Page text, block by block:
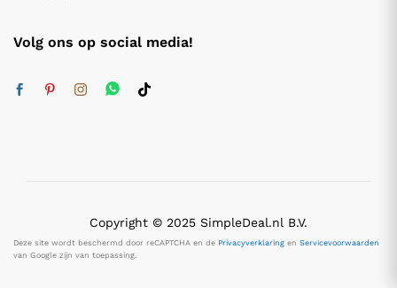
Volg ons op social media!
Copyright © 2025 SimpleDeal.nl B.V.
Deze site wordt beschermd door reCAPTCHA en de Privacyverklaring en Servicevoorwaarden
van Google zijn van toepassing.